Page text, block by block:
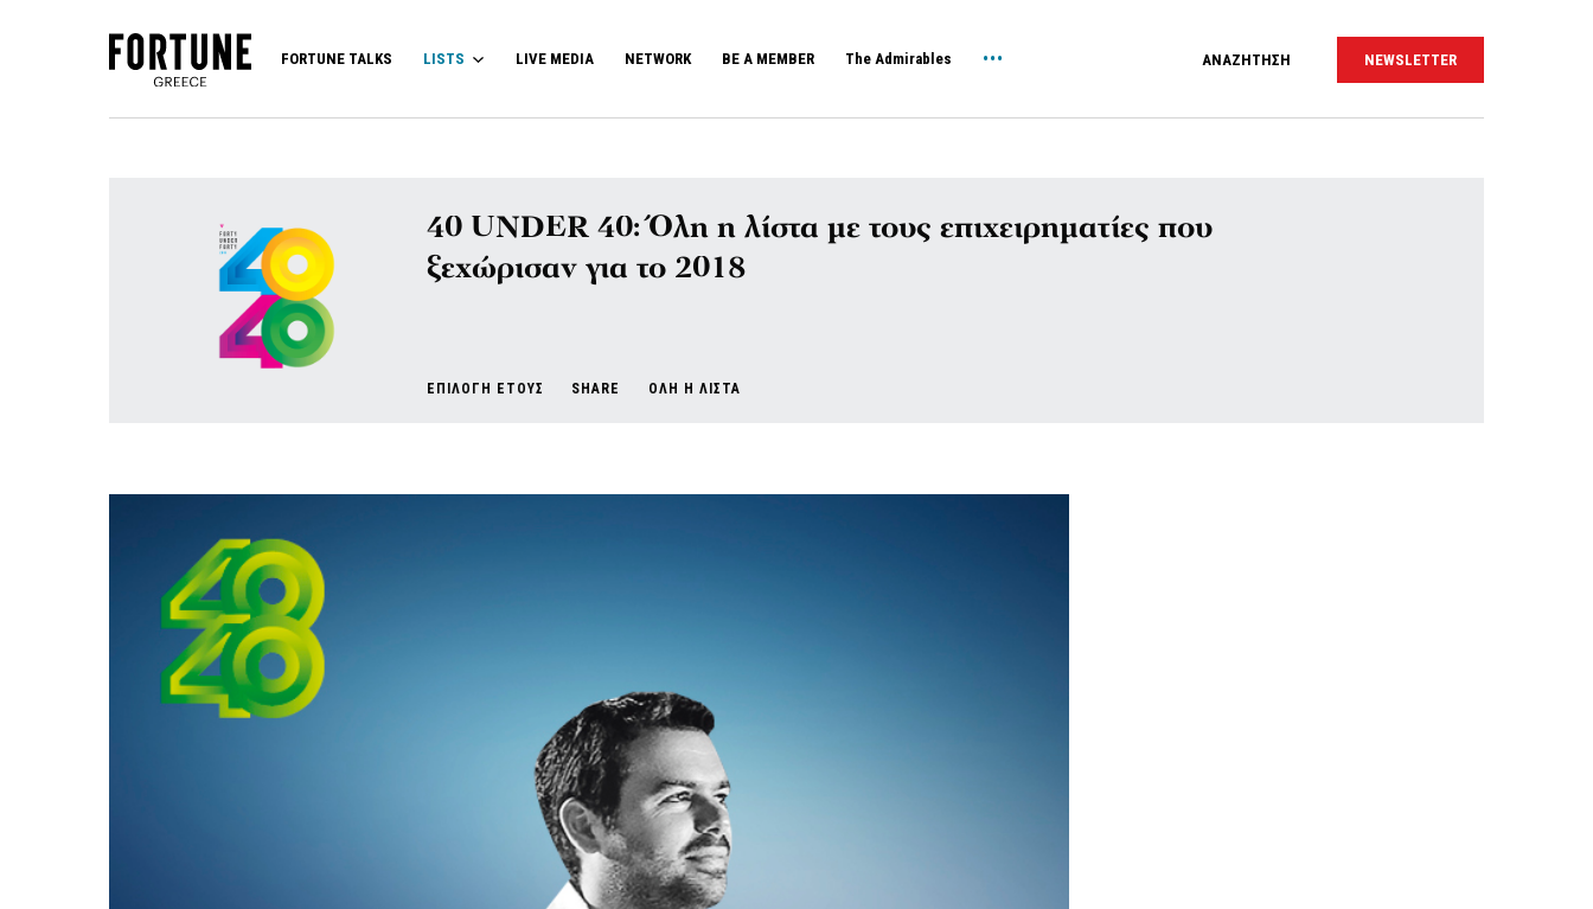
FORTUNE TALKS LISTS LIVE MEDIA NETWORK BE A MEMBER The Admirables ΑΝΑΖΗΤΗΣΗ NEWSLETTER
40 UNDER 40: Όλη η λίστα με τους επιχειρηματίες που
ξεχώρισαν για το 2018
ΕΠΙΛΟΓΗ ΕΤΟΥΣ SHARE ΟΛΗ Η ΛΙΣΤΑ